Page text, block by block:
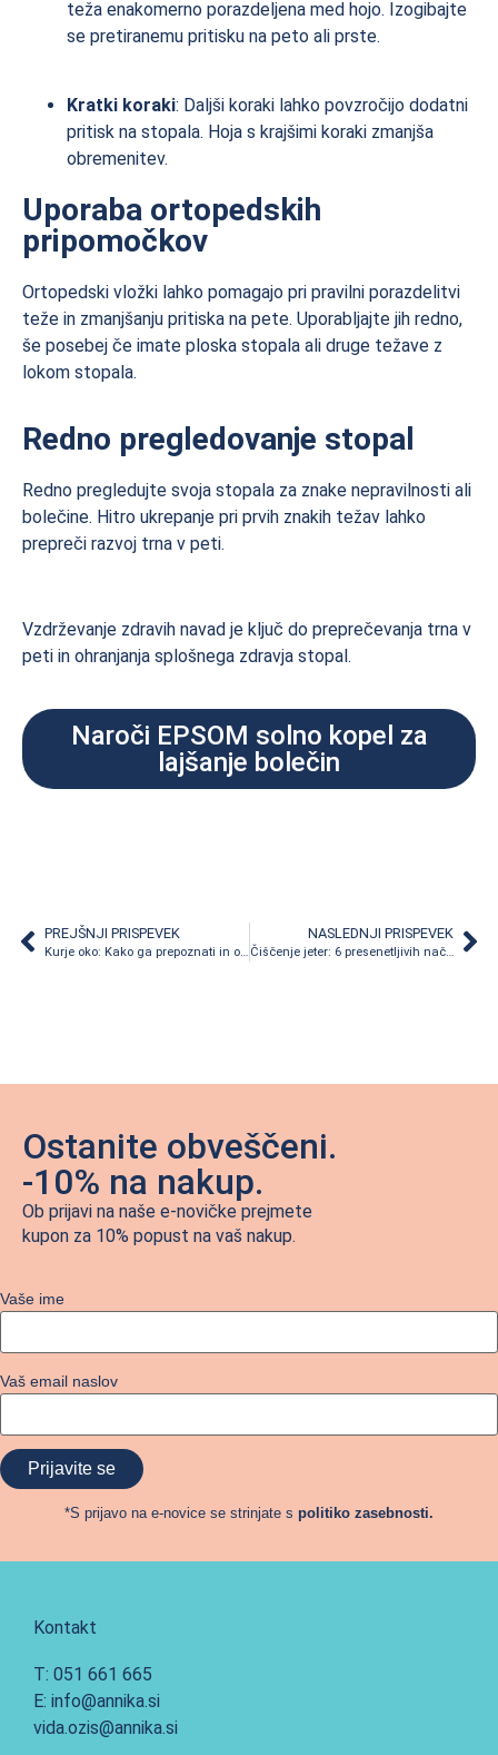
teža enakomerno porazdeljena med hojo. Izogibajte
se pretiranemu pritisku na peto ali prste.
Kratki koraki: Daljši koraki lahko povzročijo dodatni
pritisk na stopala. Hoja s krajšimi koraki zmanjša
obremenitev.
Uporaba ortopedskih
pripomočkov
Ortopedski vložki lahko pomagajo pri pravilni porazdelitvi
teže in zmanjšanju pritiska na pete. Uporabljajte jih redno,
še posebej če imate ploska stopala ali druge težave z
lokom stopala.
Redno pregledovanje stopal
Redno pregledujte svoja stopala za znake nepravilnosti ali
bolečine. Hitro ukrepanje pri prvih znakih težav lahko
prepreči razvoj trna v peti.
Vzdrževanje zdravih navad je ključ do preprečevanja trna v
peti in ohranjanja splošnega zdravja stopal.
Naroči EPSOM solno kopel za
lajšanje bolečin
PREJŠNJI PRISPEVEK NASLEDNJI PRISPEVEK
Čiščenje jeter: 6 presenetljivih načinov za izboljšanje zdravja
Ostanite obveščeni.
-10% na nakup.
Ob prijavi na naše e-novičke prejmete
kupon za 10% popust na vaš nakup.
Vaše ime
Vaš email naslov
*S prijavo na e-novice se strinjate s politiko zasebnosti.
Kontakt
T: 051 661 665
E: info@annika.si
vida.ozis@annika.si